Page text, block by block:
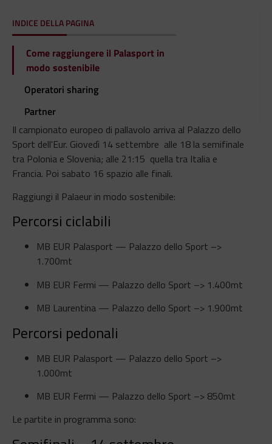
INDICE DELLA PAGINA
Come raggiungere il Palasport in
modo sostenibile
Operatori sharing
Partner
Il campionato europeo di pallavolo arriva al Palazzo dello
Sport dell'Eur. Giovedì 14 settembre alle 18 la semifinale
tra Polonia e Slovenia; alle 21:15 quella tra Italia e
Francia. Poi sabato 16 spazio alle finali.
Raggiungi il Palaeur in modo sostenibile:
Percorsi ciclabili
MB EUR Palasport — Palazzo dello Sport –>
1.700mt
MB EUR Fermi — Palazzo dello Sport –> 1.400mt
MB Laurentina — Palazzo dello Sport –> 1.900mt
Percorsi pedonali
MB EUR Palasport — Palazzo dello Sport –>
1.000mt
MB EUR Fermi — Palazzo dello Sport –> 850mt
Le partite in programma sono: